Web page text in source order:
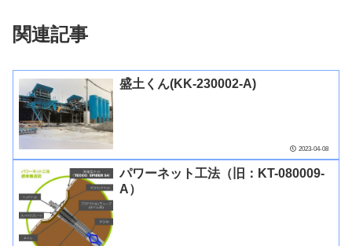
関連記事
盛土くん(KK-230002-A)
2023-04-08
パワーネット工法（旧：KT-080009-
A）